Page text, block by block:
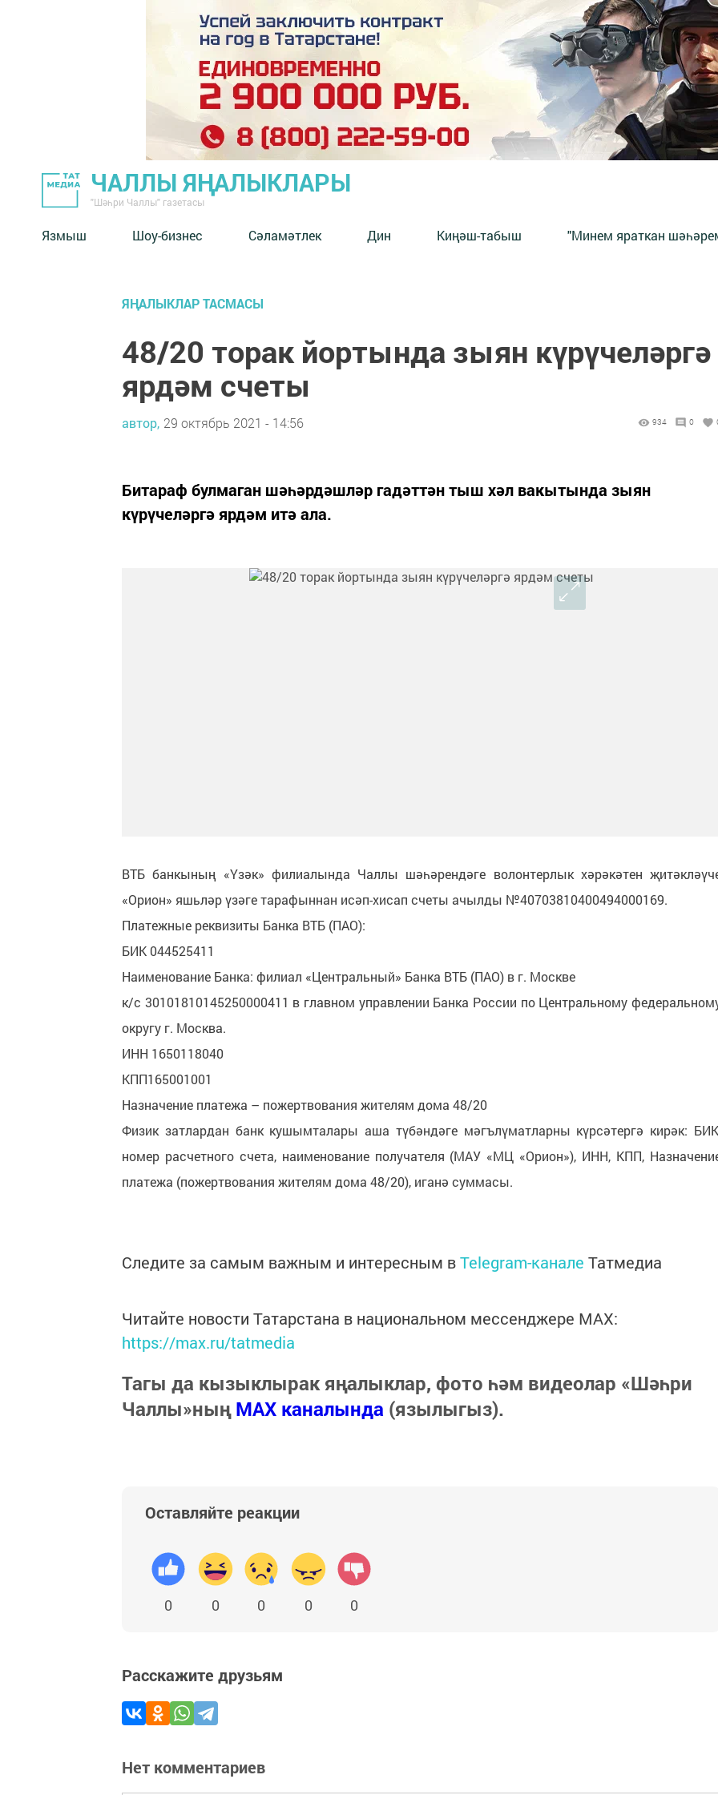
ЧАЛЛЫ ЯҢАЛЫКЛАРЫ
"Шәһри Чаллы" газетасы
Язмыш Шоу-бизнес Сәламәтлек Дин Киңәш-табыш "Минем яраткан
ЯҢАЛЫКЛАР ТАСМАСЫ
48/20 торак йортында зыян күрүчеләргә
ярдәм счеты
автор, 29 октябрь 2021 - 14:56 934 0
Битараф булмаган шәһәрдәшләр гадәттән тыш хәл вакытында зыян
күрүчеләргә ярдәм итә ала.
ВТБ банкының «Үзәк» филиалында Чаллы шәһәрендәге волонтерлык хәрәкәтен
«Орион» яшьләр үзәге тарафыннан исәп-хисап счеты ачылды №40703810400494000169.
Платежные реквизиты Банка ВТБ (ПАО):
БИК 044525411
Наименование Банка: филиал «Центральный» Банка ВТБ (ПАО) в г. Москве
к/с 30101810145250000411 в главном управлении Банка России по Центральному
округу г. Москва.
ИНН 1650118040
КПП165001001
Назначение платежа – пожертвования жителям дома 48/20
Физик затлардан банк кушымталары аша түбәндәге мәгълүматларны күрсәтергә кирәк:
номер расчетного счета, наименование получателя (МАУ «МЦ «Орион»), ИНН, КПП,
платежа (пожертвования жителям дома 48/20), иганә суммасы.
Следите за самым важным и интересным вTelegram-канале Татмедиа
Читайте новости Татарстана в национальном мессенджере MАХ:
https://max.ru/tatmedia
Тагы да кызыклырак яңалыклар, фото һәм видеолар «Шәһри
Чаллы»ныңMAX каналында (язылыгыз).
Оставляйте реакции
0 0 0 0 0
Расскажите друзьям
Нет комментариев